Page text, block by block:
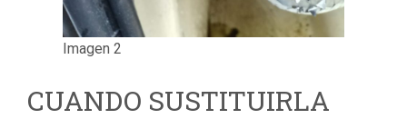
Imagen 2
CUANDO SUSTITUIRLA